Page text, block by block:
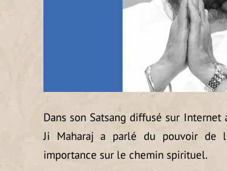
Dans son Satsang diffusé sur Internet
Ji Maharaj a parlé du pouvoir de
importance sur le chemin spirituel.